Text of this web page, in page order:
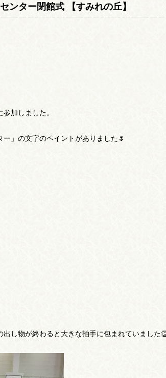
ンター閉館式 【すみれの丘】
加しました。
」の文字のペイントがありました🌷
し物が終わると大きな拍手に包まれていました